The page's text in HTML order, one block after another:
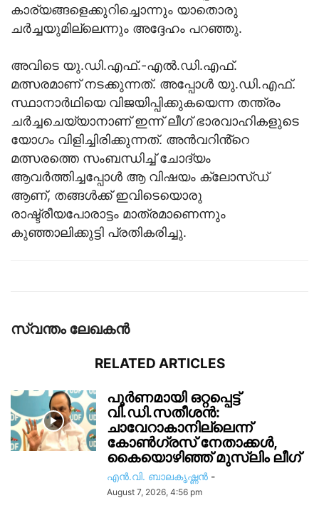
കാര്യങ്ങളെക്കുറിച്ചൊന്നും യാതൊരു
ചര്‍ച്ചയുമില്ലെന്നും അദ്ദേഹം പറഞ്ഞു.
അവിടെ യു.ഡി.എഫ്.-എൽ.ഡി.എഫ്.
മത്സരമാണ് നടക്കുന്നത്. അപ്പോള്‍ യു.ഡി.എഫ്.
സ്ഥാനാര്‍ഥിയെ വിജയിപ്പിക്കുകയെന്ന തന്ത്രം
ചര്‍ച്ചചെയ്യാനാണ് ഇന്ന് ലീഗ് ഭാരവാഹികളുടെ
യോഗം വിളിച്ചിരിക്കുന്നത്. അന്‍വറിൻ്റെ
മത്സരത്തെ സംബന്ധിച്ച് ചോദ്യം
ആവര്‍ത്തിച്ചപ്പോള്‍ ആ വിഷയം ക്ലോസ്ഡ്
ആണ്, തങ്ങള്‍ക്ക് ഇവിടെയൊരു
രാഷ്ട്രീയപോരാട്ടം മാത്രമാണെന്നും
കുഞ്ഞാലിക്കുട്ടി പ്രതികരിച്ചു.
സ്വന്തം ലേഖകന്‍
RELATED ARTICLES
പൂർണമായി ഒറ്റപ്പെട്ട്
വി.ഡി.സതീശൻ:
ചാവേറാകാനില്ലെന്ന്
കോൺഗ്രസ് നേതാക്കൾ,
കൈയൊഴിഞ്ഞ് മുസ്ലിം ലീഗ്
എൻ.വി. ബാലകൃഷ്ണൻ -
August 7, 2026, 4:56 pm